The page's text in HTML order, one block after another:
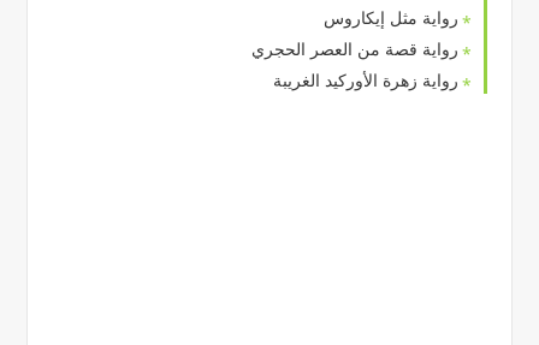
رواية مثل إيكاروس
رواية قصة من العصر الحجري
رواية زهرة الأوركيد الغريبة